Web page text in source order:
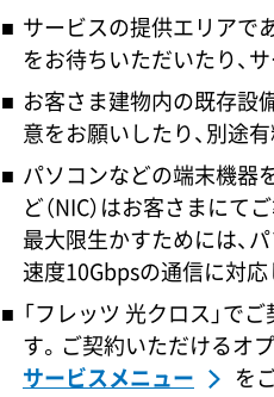
サービスの提供エリアで
をお待ちいただいたり、
お客さま建物内の既存設
意をお願いしたり、別途
パソコンなどの端末機器
ど（NIC）はお客さまにて
最大限生かすためには、
速度10Gbpsの通信に対
「フレッツ 光クロス」で
す。ご契約いただけるオ
サービスメニュー
を